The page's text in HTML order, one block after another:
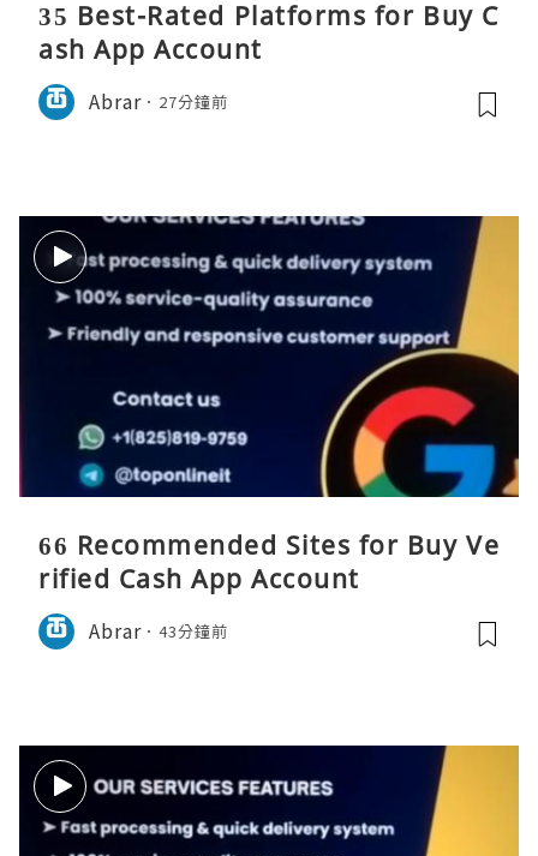
35 Best-Rated Platforms for Buy C
ash App Account
Abrar 27分鐘前
66 Recommended Sites for Buy Ve
rified Cash App Account
Abrar 43分鐘前